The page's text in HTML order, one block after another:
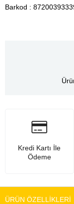
Barkod :
Kredi Kartı İle
Ödeme
ÜRÜN ÖZELLIKLERI